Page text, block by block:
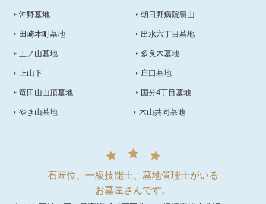
沖野墓地 朝日野病院裏山
田崎本町墓地 出水六丁目墓地
上ノ山墓地 多良木墓地
上山下 庄口墓地
竜田山山頂墓地 国分4丁目墓地
やき山墓地 木山共同墓地
石匠位、一級技能士、墓地管理士がいる
お墓屋さんです。